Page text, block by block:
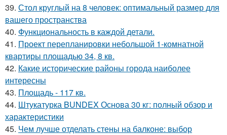
39. Стол круглый на 8 человек: оптимальный размер для
вашего пространства
40. Функциональность в каждой детали.
41. Проект перепланировки небольшой 1-комнатной
квартиры площадью 34, 8 кв.
42. Какие исторические районы города наиболее
интересны
43. Площадь - 117 кв.
44. Штукатурка BUNDEX Основа 30 кг: полный обзор и
характеристики
45. Чем лучше отделать стены на балконе: выбор